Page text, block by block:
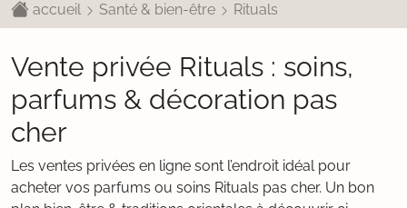
accueil Santé & bien-être Rituals
Vente privée Rituals : soins,
parfums & décoration pas
cher
Les ventes privées en ligne sont l’endroit idéal pour
acheter vos parfums ou soins Rituals pas cher. Un bon